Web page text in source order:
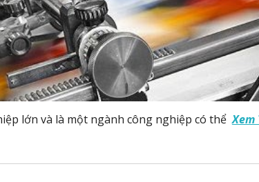
lớn và là một ngành công nghiệp có thểXem